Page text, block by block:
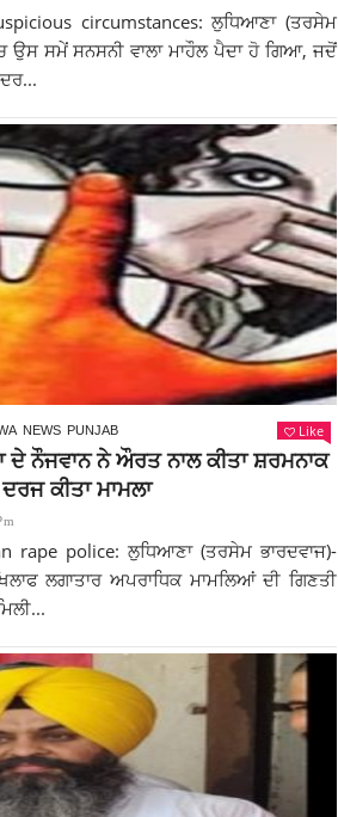
circumstances: ਲੁਧਿਆਣਾ (ਤਰਸੇਮ
ਉਸ ਸਮੇਂ ਸਨਸਨੀ ਵਾਲਾ ਮਾਹੌਲ ਪੈਦਾ ਹੋ ਗਿਆ, ਜਦੋਂ
NEWS PUNJAB Like
ਦੇ ਨੌਜਵਾਨ ਨੇ ਔਰਤ ਨਾਲ ਕੀਤਾ ਸ਼ਰਮਨਾਕ
ਕੀਤਾ ਮਾਮਲਾ
rape police: ਲੁਧਿਆਣਾ (ਤਰਸੇਮ ਭਾਰਦਵਾਜ)-
ਲਗਾਤਾਰ ਅਪਰਾਧਿਕ ਮਾਮਲਿਆਂ ਦੀ ਗਿਣਤੀ